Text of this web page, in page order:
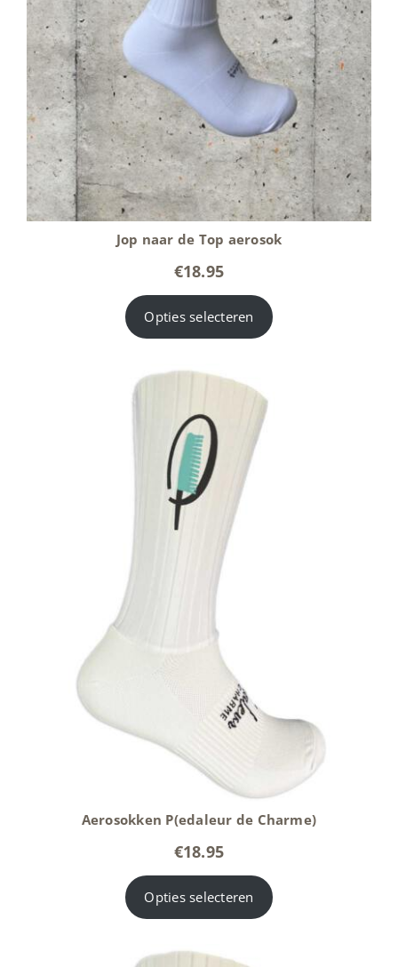
Jop naar de Top aerosok
€18.95
Opties selecteren
Aerosokken P(edaleur de Charme)
€18.95
Opties selecteren